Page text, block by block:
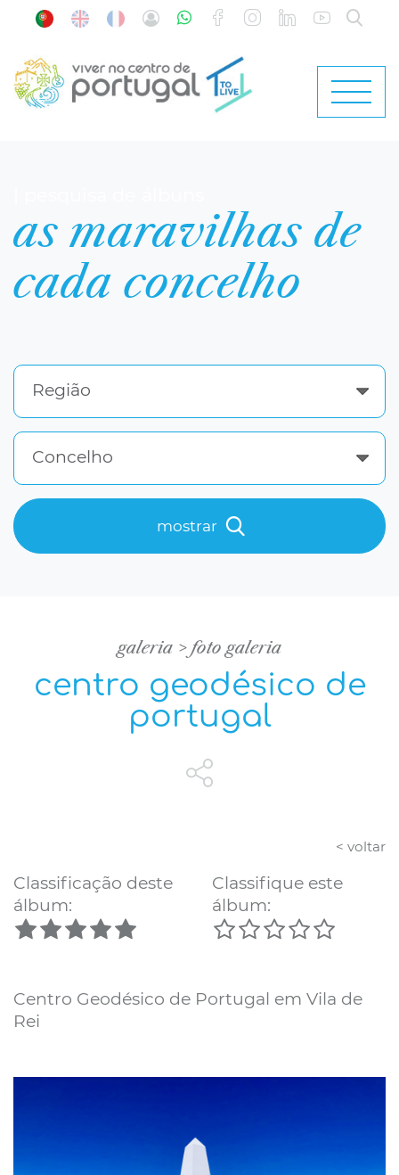
as maravilhas de
cada concelho
Região
Concelho
mostrar
galeria foto galeria
centro geodésico de
portugal
< voltar
Classificação deste
álbum:
Classifique este
álbum:
Centro Geodésico de Portugal em Vila de
Rei